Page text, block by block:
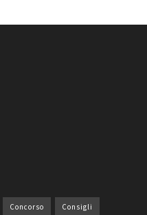
Concorso Consigli